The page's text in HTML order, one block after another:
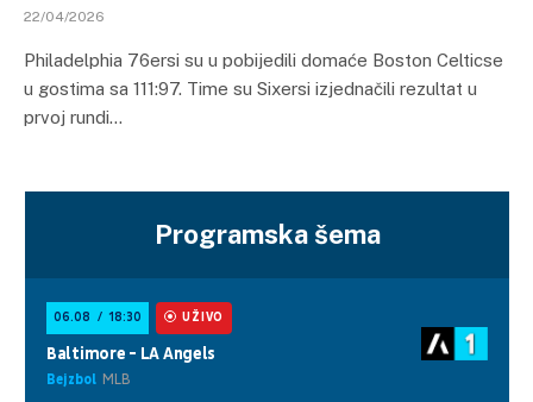
22/04/2026
Philadelphia 76ersi su u pobijedili domaće Boston Celticse
u gostima sa 111:97. Time su Sixersi izjednačili rezultat u
prvoj rundi…
Programska šema